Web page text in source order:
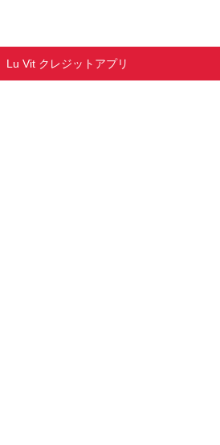
Lu Vit クレジットアプリ